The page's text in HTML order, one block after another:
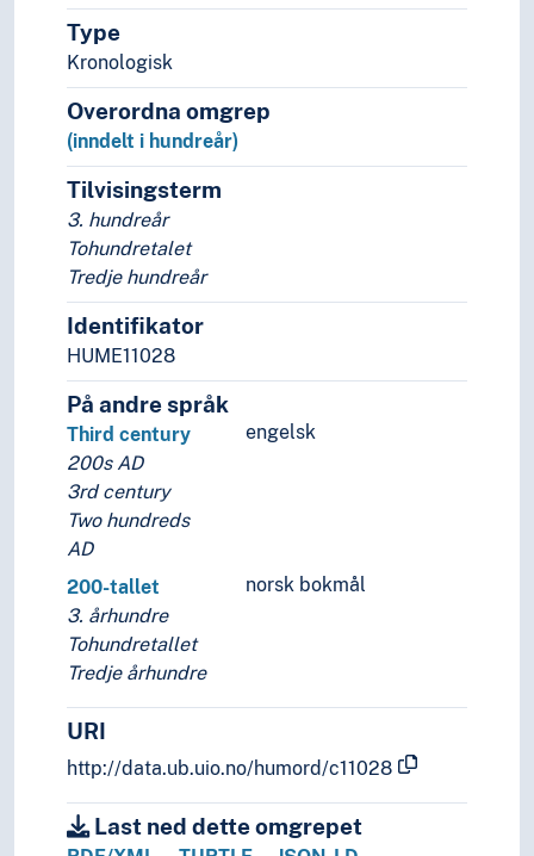
Type
Kronologisk
Overordna omgrep
(inndelt i hundreår)
Tilvisingsterm
3. hundreår
Tohundretalet
Tredje hundreår
Identifikator
HUME11028
På andre språk
engelsk
Third century
200s AD
3rd century
Two hundreds
AD
norsk bokmål
200-tallet
3. århundre
Tohundretallet
Tredje århundre
URI
http://data.ub.uio.no/humord/c11028
Last ned dette omgrepet